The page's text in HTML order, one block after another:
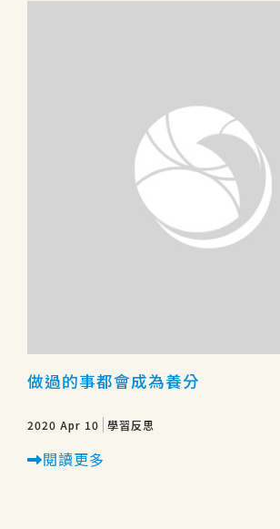
做過的事都會成為養分
2020 Apr 10 學習反思
閱讀更多